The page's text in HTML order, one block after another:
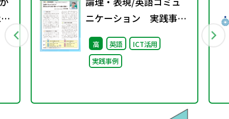
ニケーション 実践事例
集 特別号
高 英語
ICT活用
実践事例